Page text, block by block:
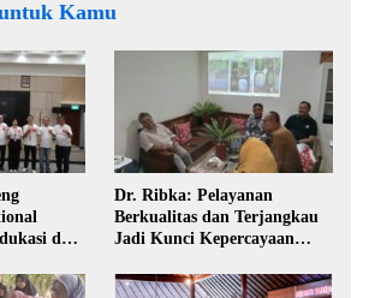
Kamu
dan
Dr. Ribka: Pelayanan
Berkualitas dan Terjangkau
Jadi Kunci Kepercayaan